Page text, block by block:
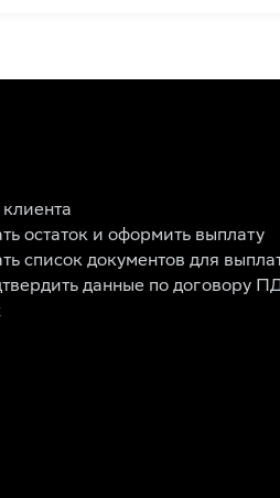
остаток и оформить выплату
список документов для
данные по договору